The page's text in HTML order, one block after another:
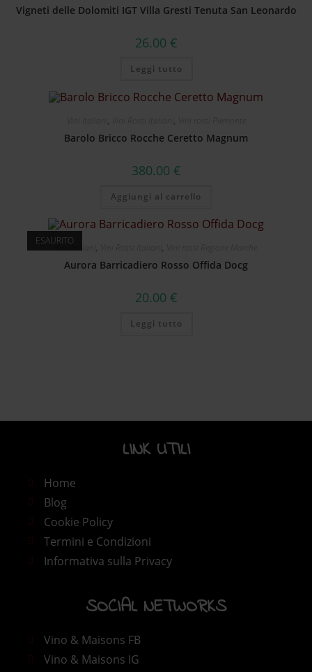
Vigneti delle Dolomiti IGT Villa Gresti Tenuta San Leonardo
26.00 €
Leggi tutto
Barolo Bricco Rocche Ceretto Magnum
380.00 €
Aggiungi al carrello
ESAURITO
Vini Italiani
Aurora Barricadiero Rosso Offida Docg
20.00 €
Leggi tutto
LINK UTILI​
Home
Blog
Cookie Policy
Termini e Condizioni
Informativa sulla Privacy
SOCIAL NETWORKS
Vino & Maisons FB
Vino & Maisons IG